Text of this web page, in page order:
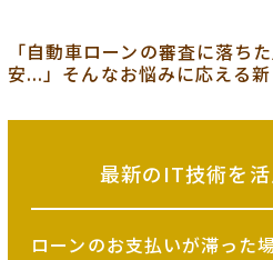
「自動車ローンの審査に落ち
安...」そんなお悩みに応える
最新のIT技術を
ローンのお支払いが滞った